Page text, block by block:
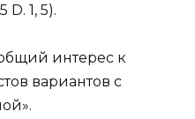
1, 5).
интерес к
вариантов с